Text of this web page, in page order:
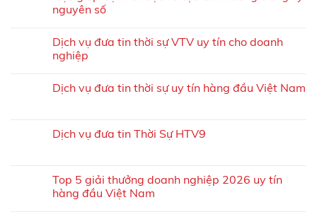
nguyên số
Dịch vụ đưa tin thời sự VTV uy tín cho doanh
nghiệp
Dịch vụ đưa tin thời sự uy tín hàng đầu Việt Nam
Dịch vụ đưa tin Thời Sự HTV9
Top 5 giải thưởng doanh nghiệp 2026 uy tín
hàng đầu Việt Nam